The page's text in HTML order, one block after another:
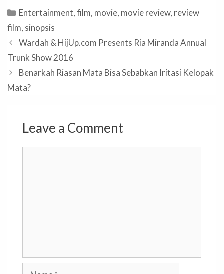
Categories
Entertainment,film, movie, movie review, review
film, sinopsis
Wardah & HijUp.com Presents Ria Miranda Annual
Trunk Show 2016
Benarkah Riasan Mata Bisa Sebabkan Iritasi Kelopak
Mata?
Leave a Comment